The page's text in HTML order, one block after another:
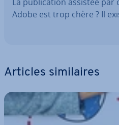
Adobe est trop chère ? Il
Articles si­mi­laires